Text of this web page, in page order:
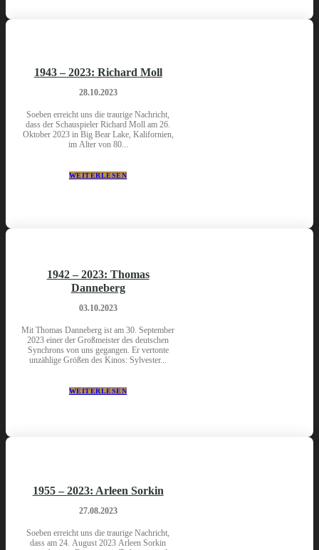
1943 – 2023: Richard Moll
28.10.2023
Soeben erreicht uns die traurige Nachricht,
dass der Schauspieler Richard Moll am 26.
Oktober 2023 in Big Bear Lake, Kalifornien,
im Alter von 80...
WEITERLESEN
1942 – 2023: Thomas
Danneberg
03.10.2023
Mit Thomas Danneberg ist am 30. September
2023 einer der Großmeister des deutschen
Synchrons von uns gegangen. Er vertonte
unzählige Größen des Kinos: Sylvester...
WEITERLESEN
1955 – 2023: Arleen Sorkin
27.08.2023
Soeben erreicht uns die traurige Nachricht,
dass am 24. August 2023 Arleen Sorkin